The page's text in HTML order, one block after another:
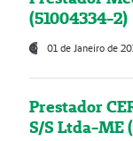
(51004334-2)
01 de Janeiro de
Prestador
S/S Ltda-ME